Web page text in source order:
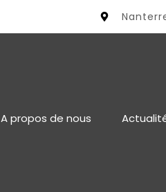
A propos de nous